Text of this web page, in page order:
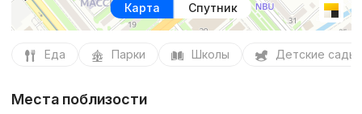
Карта Спутник
Еда Парки Школы Детские сады
Места поблизости